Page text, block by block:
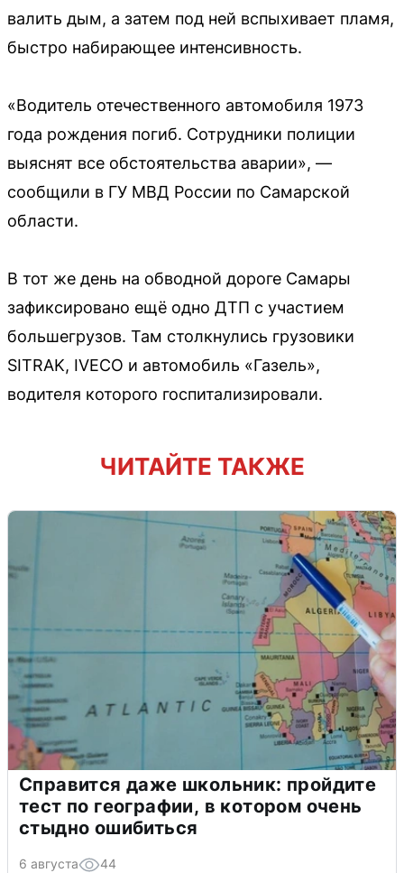
валить дым, а затем под ней вспыхивает пламя,
быстро набирающее интенсивность.
«Водитель отечественного автомобиля 1973
года рождения погиб. Сотрудники полиции
выяснят все обстоятельства аварии», —
сообщили в ГУ МВД России по Самарской
области.
В тот же день на обводной дороге Самары
зафиксировано ещё одно ДТП с участием
большегрузов. Там столкнулись грузовики
SITRAK, IVECO и автомобиль «Газель»,
водителя которого госпитализировали.
ЧИТАЙТЕ ТАКЖЕ
Справится даже школьник: пройдите
тест по географии, в котором очень
стыдно ошибиться
6 августа 44